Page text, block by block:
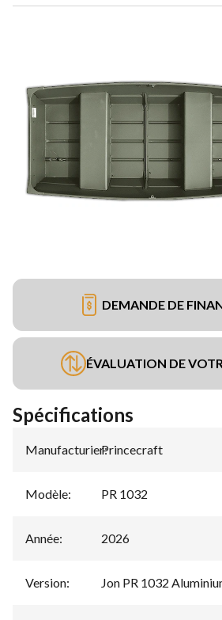
DEMANDE DE
ÉVALUATION DE
Spécifications
Manufacturier:
Princecraft
Modèle: PR 1032
Année: 2026
Version: Jon PR 1032